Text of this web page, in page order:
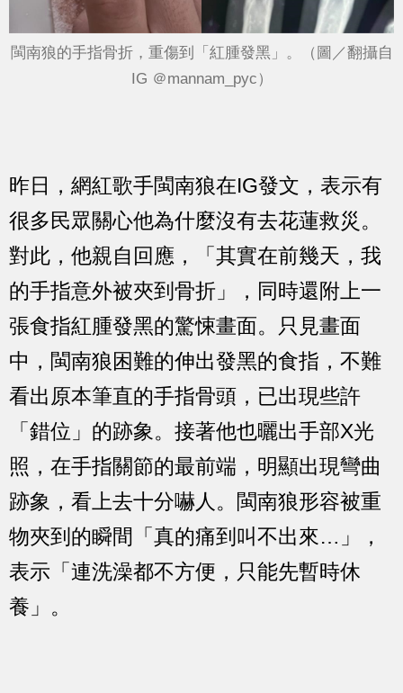
閩南狼的手指骨折，重傷到「紅腫發黑」。（圖／翻攝自
IG ＠mannam_pyc）
昨日，網紅歌手閩南狼在IG發文，表示有
很多民眾關心他為什麼沒有去花蓮救災。
對此，他親自回應，「其實在前幾天，我
的手指意外被夾到骨折」，同時還附上一
張食指紅腫發黑的驚悚畫面。只見畫面
中，閩南狼困難的伸出發黑的食指，不難
看出原本筆直的手指骨頭，已出現些許
「錯位」的跡象。接著他也曬出手部X光
照，在手指關節的最前端，明顯出現彎曲
跡象，看上去十分嚇人。閩南狼形容被重
物夾到的瞬間「真的痛到叫不出來…」，
表示「連洗澡都不方便，只能先暫時休
養」。